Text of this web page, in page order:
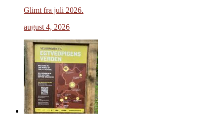
Glimt fra juli 2026.
august 4, 2026